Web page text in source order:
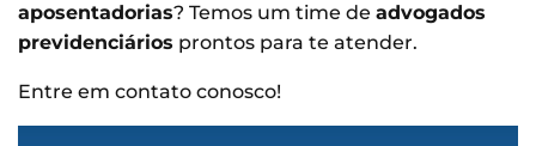
aposentadorias? Temos um time de advogados
previdenciários prontos para te atender.
Entre em contato conosco!